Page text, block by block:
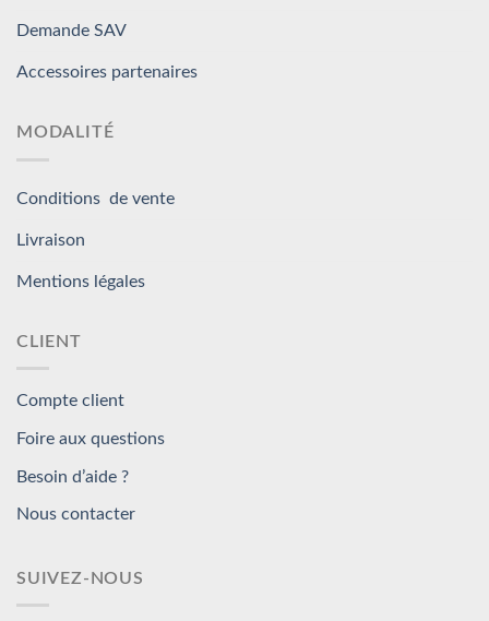
Demande SAV
Accessoires partenaires
MODALITÉ
Conditions de vente
Livraison
Mentions légales
CLIENT
Compte client
Foire aux questions
Besoin d’aide ?
Nous contacter
SUIVEZ-NOUS